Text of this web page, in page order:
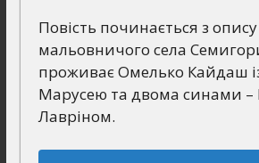
Повість починається з опису
мальовничого села
проживає Омелько Кайдаш
Марусею та двома синами –
Лавріном.